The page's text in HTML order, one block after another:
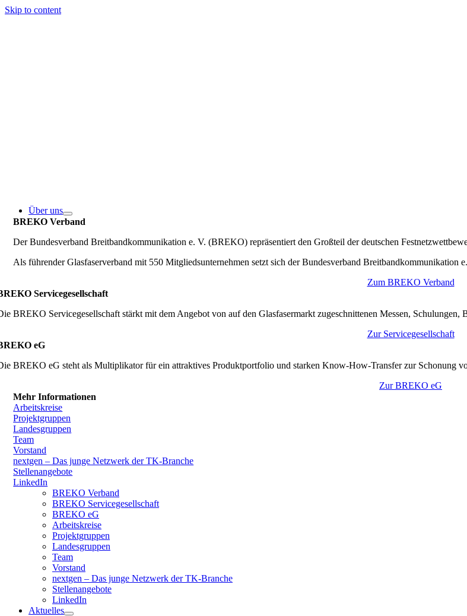
Skip to content
Über uns
BREKO Verband
Der Bundesverband Breitbandkommunikation e. V. (BREKO) repräsentiert den Großteil der deutschen
Als führender Glasfaserverband mit 550 Mitgliedsunternehmen setzt sich der Bundesverband
Zum BREKO Verband
Servicegesellschaft
BREKO Servicegesellschaft stärkt mit dem Angebot von auf den Glasfasermarkt zugeschnittenen Messen,
Zur Servicegesellschaft
eG
BREKO eG steht als Multiplikator für ein attraktives Produktportfolio und starken Know-How-Transfer zur Schonung
Zur BREKO eG
Mehr Informationen
Arbeitskreise
Projektgruppen
Landesgruppen
Team
Vorstand
nextgen – Das junge Netzwerk der TK-Branche
Stellenangebote
LinkedIn
BREKO Verband
BREKO Servicegesellschaft
BREKO eG
Arbeitskreise
Projektgruppen
Landesgruppen
Team
Vorstand
nextgen – Das junge Netzwerk der TK-Branche
Stellenangebote
LinkedIn
Aktuelles